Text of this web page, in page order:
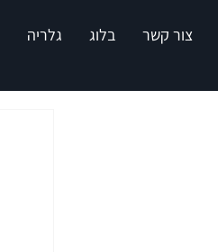
צור קשר בלוג גלריה